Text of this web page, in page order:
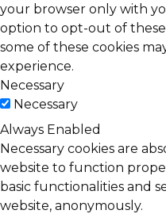
your browser only with
option to opt-out of
some of these cookies
experience.
Necessary
Necessary
Always Enabled
Necessary cookies are
website to function
basic functionalities and
website, anonymously.